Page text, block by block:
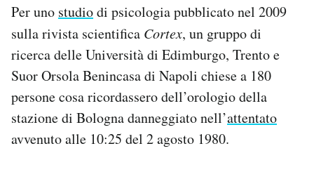
Per uno studiodi psicologia pubblicato nel 2009
sulla rivista scientifica Cortex, un gruppo di
ricerca delle Università di Edimburgo, Trento e
Suor Orsola Benincasa di Napoli chiese a 180
persone cosa ricordassero dell’orologio della
stazione di Bologna danneggiato nell’attentato
avvenuto alle 10:25 del 2 agosto 1980.